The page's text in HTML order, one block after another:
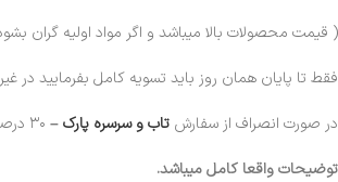
( قیمت محصولات بالا میباشد و اگر مواد اولیه گران
فقط تا پایان همان روز باید تسویه کامل بفرمایید
در صورت انصراف از سفارش تاب و سرسره پارک–
توضیحات واقعا کامل میباشد.